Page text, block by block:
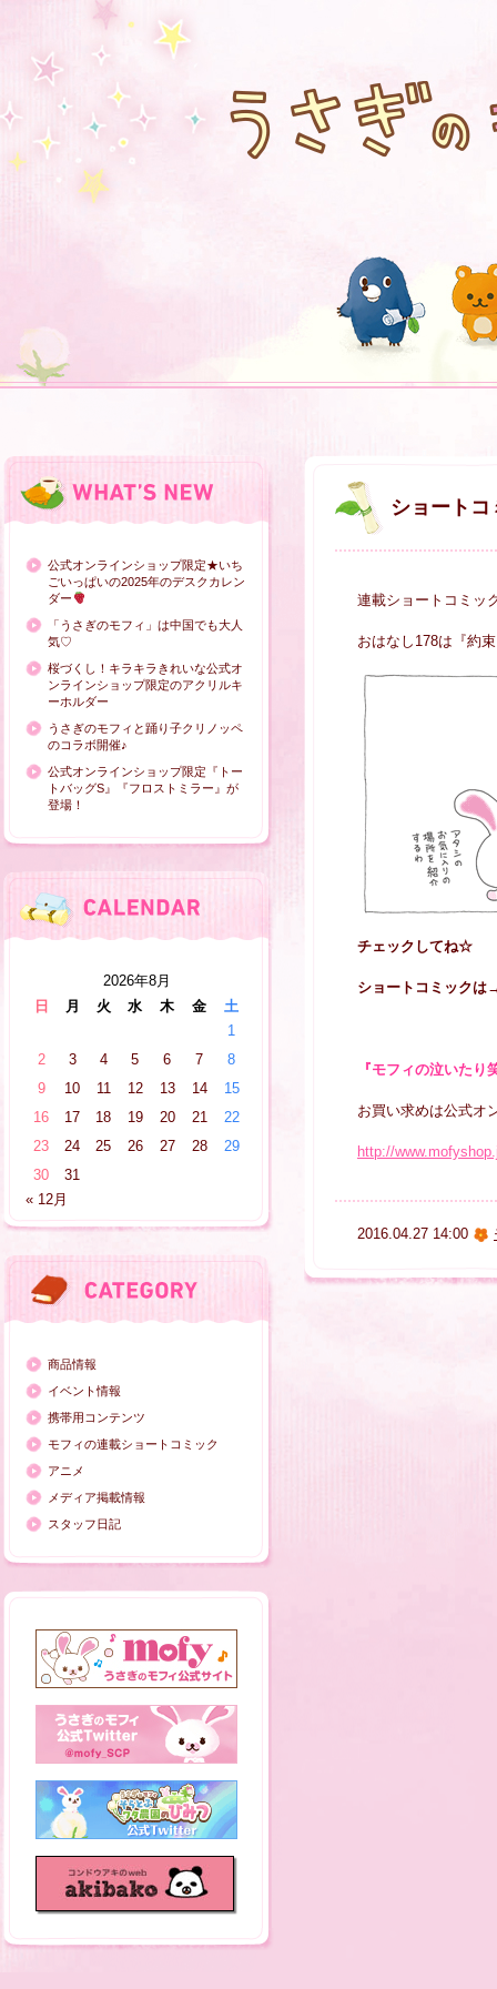
公式オンラインショップ限定★いち
ごいっぱいの2025年のデスクカレン
ダー
「うさぎのモフィ」は中国でも大人
気♡
桜づくし！キラキラきれいな公式オ
ンラインショップ限定のアクリルキ
ーホルダー
うさぎのモフィと踊り子クリノッペ
のコラボ開催♪
公式オンラインショップ限定『トー
トバッグS』『フロストミラー』が
登場！
2026年8月
日
月 火 水 木 金
土
1
2
3 4 5 6 7
8
9
10 11 12 13 14
15
16
17 18 19 20 21
22
23
24 25 26 27 28
29
30
31
« 12月
商品情報
イベント情報
携帯用コンテンツ
モフィの連載ショートコミック
アニメ
メディア掲載情報
スタッフ日記
ショート
連載ショートコミッ
おはなし178は『約
チェックしてね☆
ショートコミック
『モフィの泣いた
お買い求めは公式オ
http://
2016.04.27 14:00